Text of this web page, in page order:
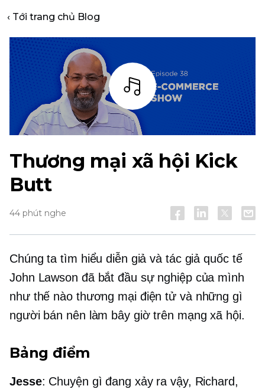
‹ Tới trang chủ Blog
Thanh
Thương mại xã hội Kick
Butt
44 phút nghe
Chúng ta tìm hiểu diễn giả và tác giả quốc tế
John Lawson đã bắt đầu sự nghiệp của mình
như thế nào thương mại điện tử và những gì
người bán nên làm bây giờ trên mạng xã hội.
Bảng điểm
Jesse: Chuyện gì đang xảy ra vậy, Richard,